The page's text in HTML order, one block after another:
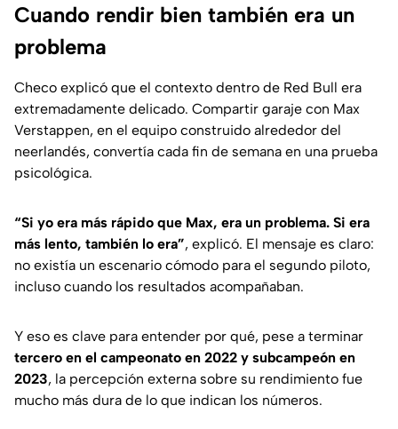
Cuando rendir bien también era un
problema
Checo explicó que el contexto dentro de Red Bull era
extremadamente delicado. Compartir garaje con Max
Verstappen, en el equipo construido alrededor del
neerlandés, convertía cada fin de semana en una prueba
psicológica.
“Si yo era más rápido que Max, era un problema. Si era
más lento, también lo era”, explicó. El mensaje es claro:
no existía un escenario cómodo para el segundo piloto,
incluso cuando los resultados acompañaban.
Y eso es clave para entender por qué, pese a terminar
tercero en el campeonato en 2022 y subcampeón en
2023, la percepción externa sobre su rendimiento fue
mucho más dura de lo que indican los números.